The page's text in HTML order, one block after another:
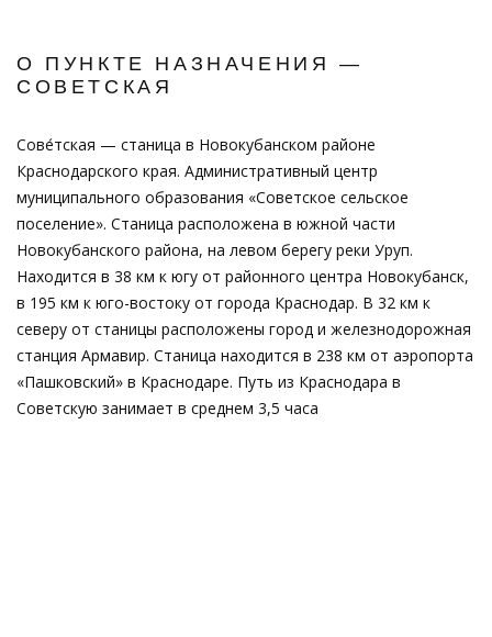
О ПУНКТЕ НАЗНАЧЕНИЯ —
СОВЕТСКАЯ
Сове́тская — станица в Новокубанском районе
Краснодарского края. Административный центр
муниципального образования «Советское сельское
поселение». Станица расположена в южной части
Новокубанского района, на левом берегу реки Уруп.
Находится в 38 км к югу от районного центра Новокубанск,
в 195 км к юго-востоку от города Краснодар. В 32 км к
северу от станицы расположены город и железнодорожная
станция Армавир. Станица находится в 238 км от аэропорта
«Пашковский» в Краснодаре. Путь из Краснодара в
Советскую занимает в среднем 3,5 часа